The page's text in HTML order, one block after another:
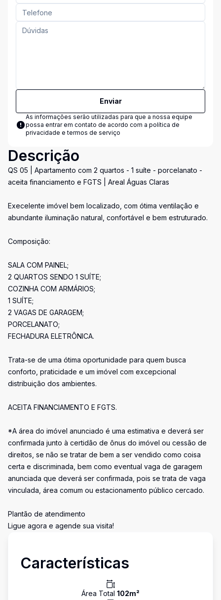
Enviar
As informações serão utilizadas para que a nossa equipe
possa entrar em contato de acordo com a política de
privacidade e termos de serviço
Descrição
QS 05 | Apartamento com 2 quartos - 1 suíte - porcelanato -
aceita financiamento e FGTS | Areal Águas Claras
Execelente imóvel bem localizado, com ótima ventilação e
abundante iluminação natural, confortável e bem estruturado.
Composição:
SALA COM PAINEL;
2 QUARTOS SENDO 1 SUÍTE;
COZINHA COM ARMÁRIOS;
1 SUÍTE;
2 VAGAS DE GARAGEM;
PORCELANATO;
FECHADURA ELETRÔNICA.
Trata-se de uma ótima oportunidade para quem busca
conforto, praticidade e um imóvel com excepcional
distribuição dos ambientes.
ACEITA FINANCIAMENTO E FGTS.
*A área do imóvel anunciado é uma estimativa e deverá ser
confirmada junto à certidão de ônus do imóvel ou cessão de
direitos, se não se tratar de bem a ser vendido como coisa
certa e discriminada, bem como eventual vaga de garagem
anunciada que deverá ser confirmada, pois se trata de vaga
vinculada, área comum ou estacionamento público cercado.
Plantão de atendimento
Ligue agora e agende sua visita!
Características
Área Total 102m²